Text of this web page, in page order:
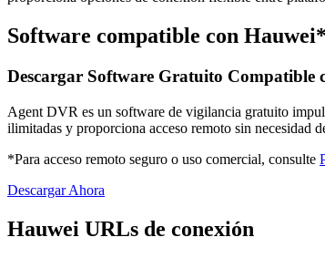
Software compatible con Hauwei*
Descargar Software Gratuito Compatible
Agent DVR es un software de vigilancia gratuito
ilimitadas y proporciona acceso remoto sin necesidad
*Para acceso remoto seguro o uso comercial, consulte
Descargar Ahora
Hauwei URLs de conexión